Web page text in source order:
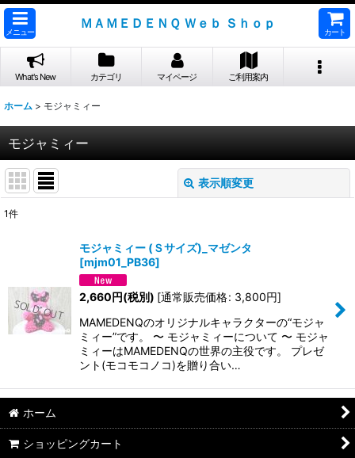
メニュー
ＭＡＭＥＤＥＮＱ Ｗｅｂ Ｓｈｏｐ
カート
What's New カテゴリ マイページ ご利用案内
ホーム > モジャミィー
モジャミィー
表示順変更
1件
モジャミィー (Ｓサイズ)_マゼンタ
[mjm01_PB36]
2,660円(税別) [通常販売価格: 3,800円]
MAMEDENQのオリジナルキャラクターの“モジャ
ミィー”です。 〜 モジャミィーについて 〜 モジャ
ミィーはMAMEDENQの世界の主役です。 プレゼ
ント(モコモコノコ)を贈り合い…
ホーム
ショッピングカート